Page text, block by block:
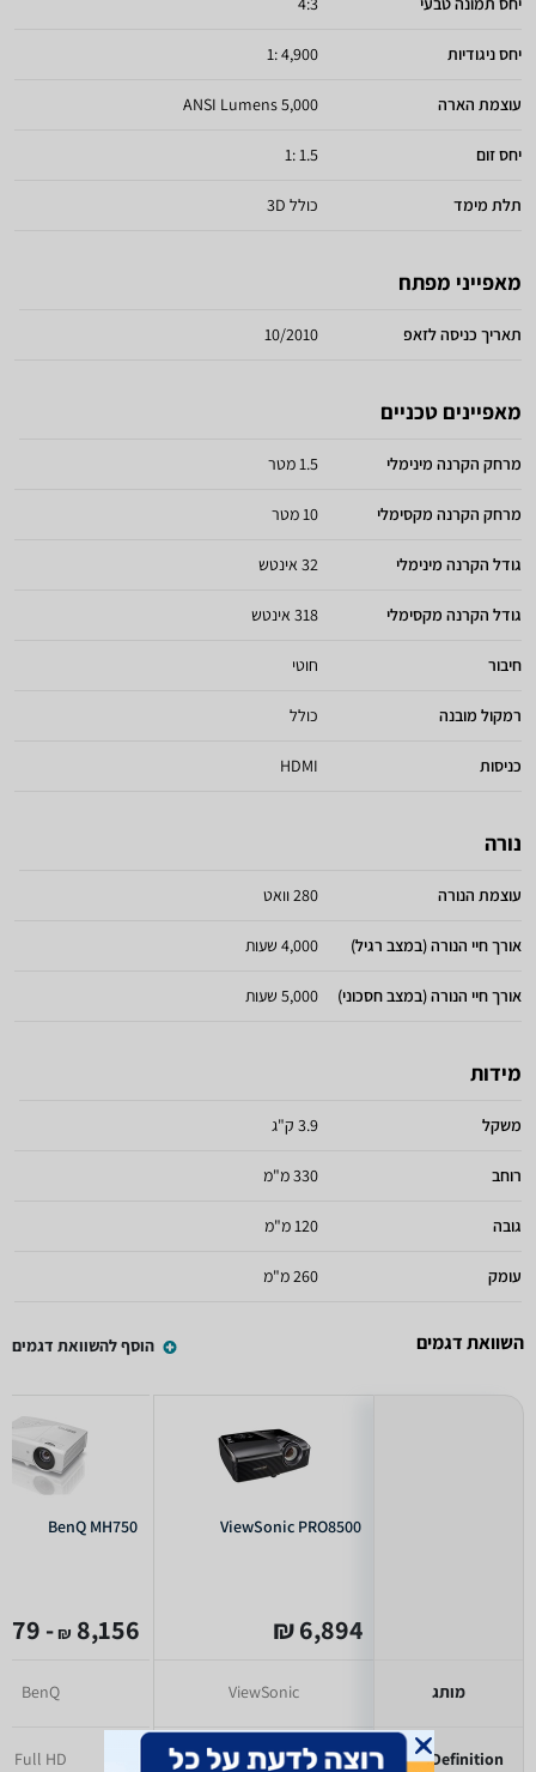
יחס ניגודיות 4,900 :1
עוצמת הארה 5,000 ANSI Lumens
יחס זום 1.5 :1
תלת מימד כולל 3D
מאפייני מפתח
תאריך כניסה לזאפ 10/2010
מאפיינים טכניים
מרחק הקרנה מינימלי 1.5 מטר
מרחק הקרנה מקסימלי 10 מטר
גודל הקרנה מינימלי 32 אינטש
גודל הקרנה מקסימלי 318 אינטש
חיבור חוטי
רמקול מובנה כולל
כניסות HDMI
נורה
עוצמת הנורה 280 וואט
אורך חיי הנורה (במצב רגיל) 4,000 שעות
אורך חיי הנורה (במצב חסכוני) 5,000 שעות
מידות
משקל 3.9 ק"ג
רוחב 330 מ"מ
גובה 120 מ"מ
עומק 260 מ"מ
השוואת דגמים הוסף להשוואת דגמים
מותג
High Definition
ViewSonic PRO8500
6,894 ₪
ViewSonic
SD
BenQ MH750
8,156
₪
- 6,279
BenQ
Full HD